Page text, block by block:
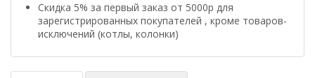
Скидка 5% за первый заказ от 5000р для
зарегистрированных покупателей , кроме товаров-
исключений (котлы, колонки)